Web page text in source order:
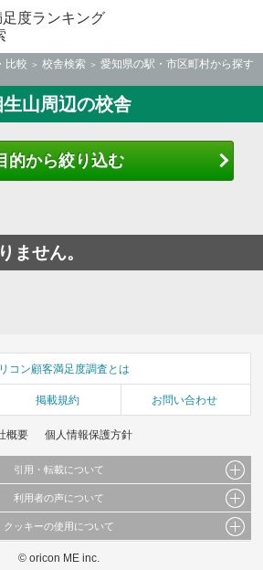
度ランキング
比較 校舎検索
愛知県の駅・市区町村から探す
生山周辺の校舎
的から絞り込む
ません。
コン顧客満足度調査とは
掲載規約 お問い合わせ
概要 個人情報保護方針
引用・転載について
（文字、写真、イラスト、画像データ等）及びこれらの配
く無断転載・複製などの二次利用を行うことは固く禁じて
利用者の声について
すべてサービスの利用者が提出された見解・感想です。
をご理解いただいた上でご覧ください。
クッキーの使用について
て、ユーザーに合わせたコンテンツや広告の表示、ソー
© oricon ME inc.